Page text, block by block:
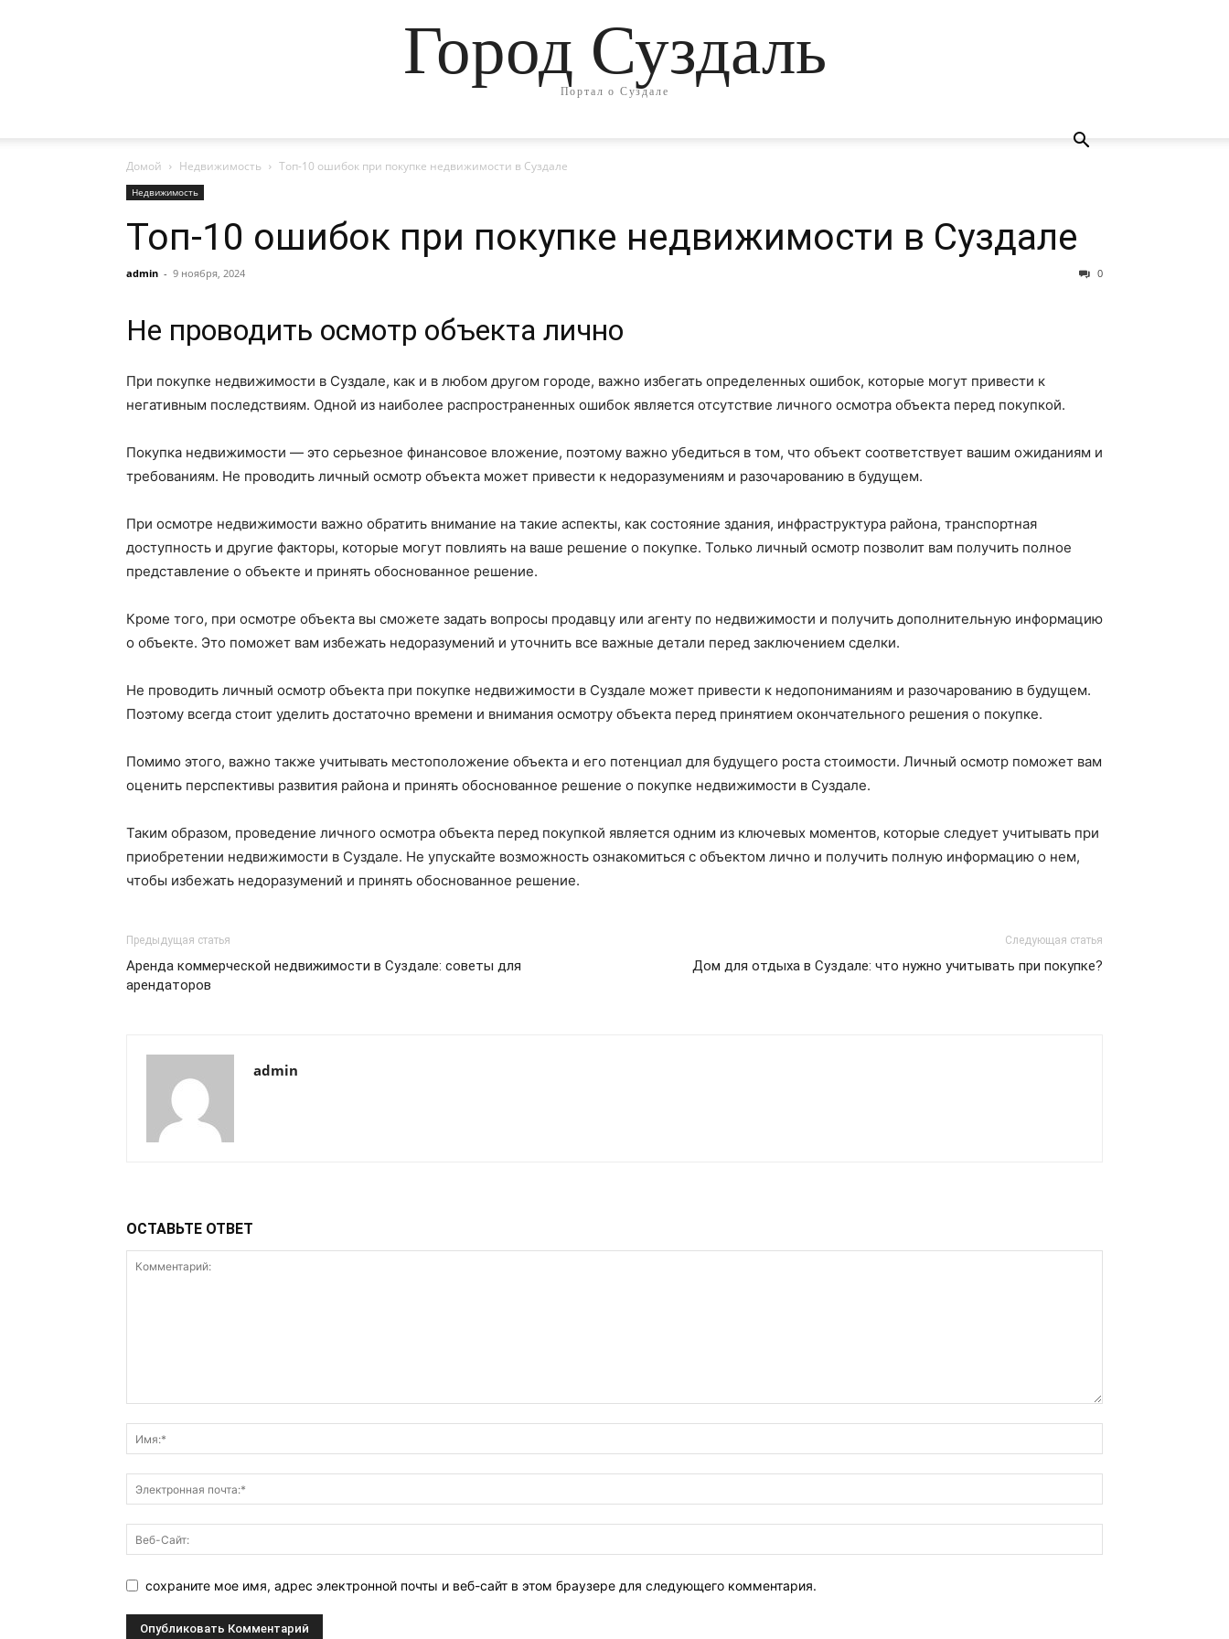
Город Суздаль
Портал о Суздале
Домой Недвижимость Топ-10 ошибок при покупке недвижимости в Суздале
Недвижимость
Топ-10 ошибок при покупке недвижимости в Суздале
admin - 9 ноября, 2024 0
Не проводить осмотр объекта лично
При покупке недвижимости в Суздале, как и в любом другом городе, важно избегать определенных ошибок, которые могут привести к
негативным последствиям. Одной из наиболее распространенных ошибок является отсутствие личного осмотра объекта перед покупкой.
Покупка недвижимости — это серьезное финансовое вложение, поэтому важно убедиться в том, что объект соответствует вашим ожиданиям и
требованиям. Не проводить личный осмотр объекта может привести к недоразумениям и разочарованию в будущем.
При осмотре недвижимости важно обратить внимание на такие аспекты, как состояние здания, инфраструктура района, транспортная
доступность и другие факторы, которые могут повлиять на ваше решение о покупке. Только личный осмотр позволит вам получить полное
представление о объекте и принять обоснованное решение.
Кроме того, при осмотре объекта вы сможете задать вопросы продавцу или агенту по недвижимости и получить дополнительную информацию
о объекте. Это поможет вам избежать недоразумений и уточнить все важные детали перед заключением сделки.
Не проводить личный осмотр объекта при покупке недвижимости в Суздале может привести к недопониманиям и разочарованию в будущем.
Поэтому всегда стоит уделить достаточно времени и внимания осмотру объекта перед принятием окончательного решения о покупке.
Помимо этого, важно также учитывать местоположение объекта и его потенциал для будущего роста стоимости. Личный осмотр поможет вам
оценить перспективы развития района и принять обоснованное решение о покупке недвижимости в Суздале.
Таким образом, проведение личного осмотра объекта перед покупкой является одним из ключевых моментов, которые следует учитывать при
приобретении недвижимости в Суздале. Не упускайте возможность ознакомиться с объектом лично и получить полную информацию о нем,
чтобы избежать недоразумений и принять обоснованное решение.
Предыдущая статья
Аренда коммерческой недвижимости в Суздале: советы для
арендаторов
Следующая статья
Дом для отдыха в Суздале: что нужно учитывать при покупке?
admin
ОСТАВЬТЕ ОТВЕТ
сохраните мое имя, адрес электронной почты и веб-сайт в этом браузере для следующего комментария.